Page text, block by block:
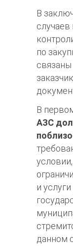
В
случаев
по
В
АЗС
и
данном